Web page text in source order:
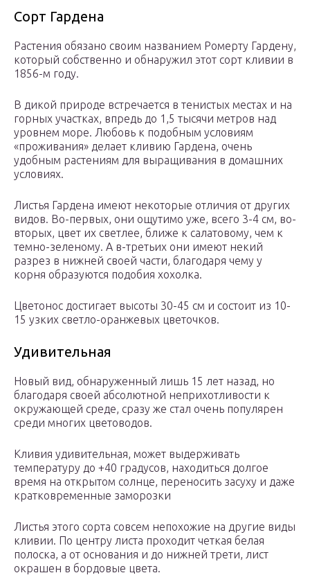
Сорт Гардена
Растения обязано своим названием Ромерту Гардену,
который собственно и обнаружил этот сорт кливии в
1856-м году.
В дикой природе встречается в тенистых местах и на
горных участках, впредь до 1,5 тысячи метров над
уровнем море. Любовь к подобным условиям
«проживания» делает кливию Гардена, очень
удобным растениям для выращивания в домашних
условиях.
Листья Гардена имеют некоторые отличия от других
видов. Во-первых, они ощутимо уже, всего 3-4 см, во-
вторых, цвет их светлее, ближе к салатовому, чем к
темно-зеленому. А в-третьих они имеют некий
разрез в нижней своей части, благодаря чему у
корня образуются подобия хохолка.
Цветонос достигает высоты 30-45 см и состоит из 10-
15 узких светло-оранжевых цветочков.
Удивительная
Новый вид, обнаруженный лишь 15 лет назад, но
благодаря своей абсолютной неприхотливости к
окружающей среде, сразу же стал очень популярен
среди многих цветоводов.
Кливия удивительная, может выдерживать
температуру до +40 градусов, находиться долгое
время на открытом солнце, переносить засуху и даже
кратковременные заморозки
Листья этого сорта совсем непохожие на другие виды
кливии. По центру листа проходит четкая белая
полоска, а от основания и до нижней трети, лист
окрашен в бордовые цвета.